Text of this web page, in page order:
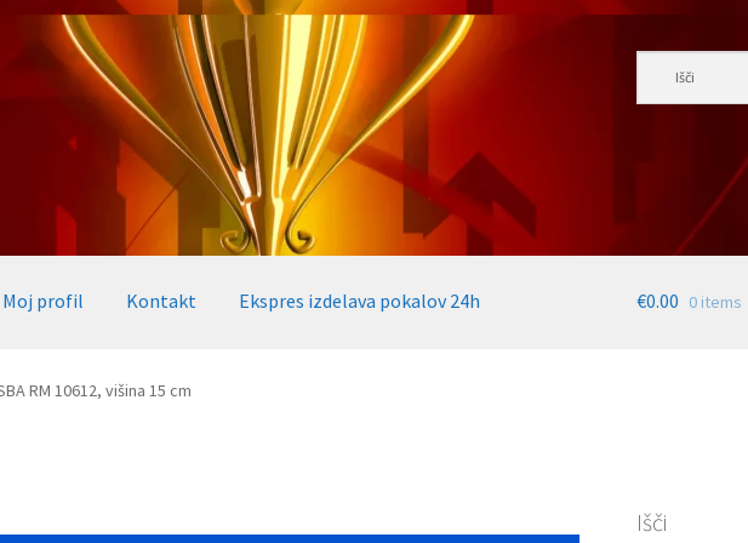
Moj profil Kontakt Ekspres izdelava pokalov 24h
24hEmbed iList
€0.00 0 items
RM 10612, višina 15 cm
Išči